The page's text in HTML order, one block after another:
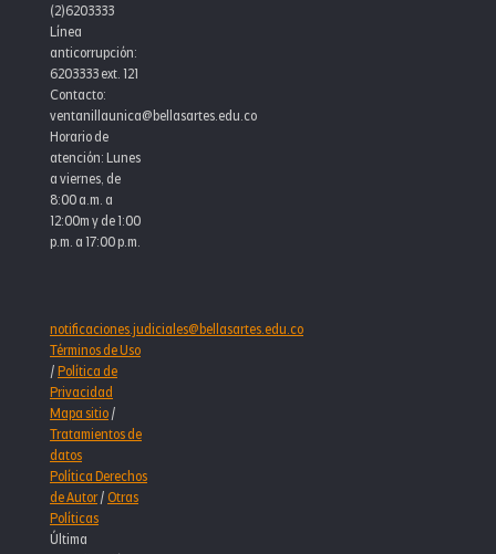
(2)6203333
Línea
anticorrupción:
6203333 ext. 121
Contacto:
ventanillaunica@bellasartes.edu.co
Horario de
atención: Lunes
a viernes, de
8:00 a.m. a
12:00m y de 1:00
p.m. a 17:00 p.m.
notificaciones.judiciales@bellasartes.edu.co
Términos de Uso
/Política de
Privacidad
Mapa sitio/
Tratamientos de
datos
Política Derechos
de Autor/Otras
Políticas
Última